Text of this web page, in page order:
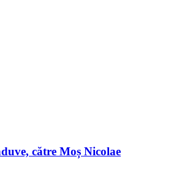
către Moș Nicolae